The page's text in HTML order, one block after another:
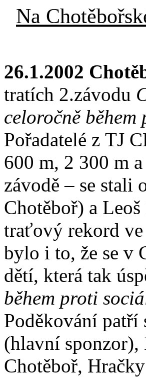
Na
26.1.2002
tratích 2.závodu
celoročně
Pořadatelé z TJ
600 m, 2 300 m
závodě – se stali
Chotěboř) a
traťový rekord
bylo i to, že se v
dětí, která tak
během proti
Poděkování
(hlavní
Chotěboř,